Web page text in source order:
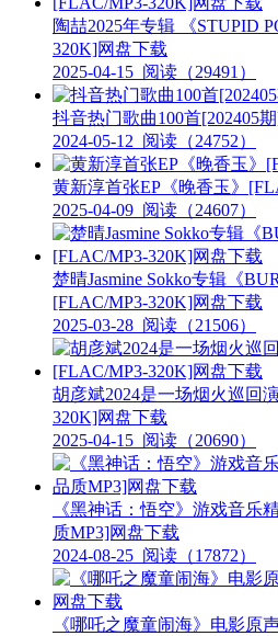
陶喆2025年专辑 《STUPID
320K]网盘下载
2025-04-15 阅读（29491）
抖音热门歌曲100首[202405
2024-05-12 阅读（24752）
黄新淳首张EP《晚香玉》
2025-04-09 阅读（24607）
楚晴Jasmine Sokko专辑《
[FLAC/MP3-320K]网盘下载
2025-03-28 阅读（21506）
胡彦斌2024是一场烟火巡回
320K]网盘下载
2025-04-15 阅读（20690）
《黑神话：悟空》游戏音乐
质MP3]网盘下载
2024-08-25 阅读（17872）
《哪吒之魔童闹海》电影原